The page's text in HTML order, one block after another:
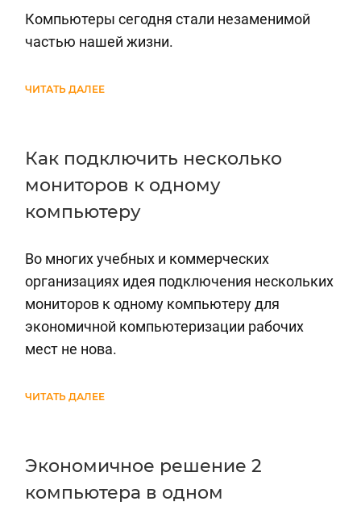
Компьютеры сегодня стали незаменимой
частью нашей жизни.
ЧИТАТЬ ДАЛЕЕ
Как подключить несколько
мониторов к одному
компьютеру
Во многих учебных и коммерческих
организациях идея подключения нескольких
мониторов к одному компьютеру для
экономичной компьютеризации рабочих
мест не нова.
ЧИТАТЬ ДАЛЕЕ
Экономичное решение 2
компьютера в одном